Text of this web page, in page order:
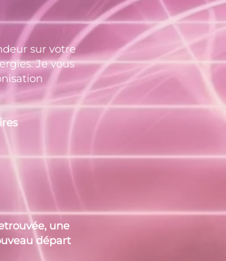
sur votre
Je vous
une
départ